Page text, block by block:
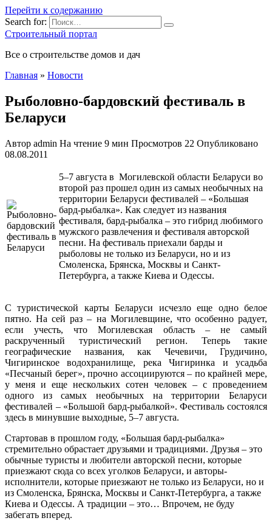
Перейти к содержанию
Search for:
Строительный портал
Все о строительстве домов и дач
Главная » Новости
Рыболовно-бардовский фестиваль в
Беларуси
Автор admin На чтение 9 мин Просмотров 22 Опубликовано
08.08.2011
5–7 августа в Могилевской области Беларуси во
второй раз прошел один из самых необычных на
территории Беларуси фестивалей – «Большая
бард-рыбалка». Как следует из названия
фестиваля, бард-рыбалка – это гибрид любимого
мужского развлечения и фестиваля авторской
песни. На фестиваль приехали барды и
рыболовы не только из Беларуси, но и из
Смоленска, Брянска, Москвы и Санкт-
Петербурга, а также Киева и Одессы.
С туристической карты Беларуси исчезло еще одно белое
пятно. На сей раз – на Могилевщине, что особенно радует,
если учесть, что Могилевская область – не самый
раскрученный туристический регион. Теперь такие
географические названия, как Чечевичи, Грудичино,
Чигиринское водохранилище, река Чигиринка и усадьба
«Песчаный берег», прочно ассоциируются – по крайней мере,
у меня и еще нескольких сотен человек – с проведением
одного из самых необычных на территории Беларуси
фестивалей – «Большой бард-рыбалкой». Фестиваль состоялся
здесь в минувшие выходные, 5–7 августа.
Стартовав в прошлом году, «Большая бард-рыбалка»
стремительно обрастает друзьями и традициями. Друзья – это
обычные туристы и любители авторской песни, которые
приезжают сюда со всех уголков Беларуси, и авторы-
исполнители, которые приезжают не только из Беларуси, но и
из Смоленска, Брянска, Москвы и Санкт-Петербурга, а также
Киева и Одессы. А традиции – это… Впрочем, не буду
забегать вперед.